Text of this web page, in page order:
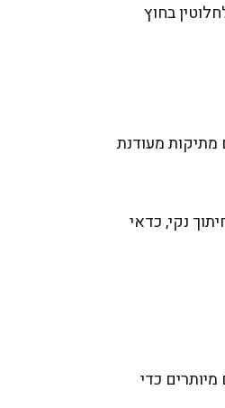
בחוץ
מעודנת
נקי, כדאי
כדי